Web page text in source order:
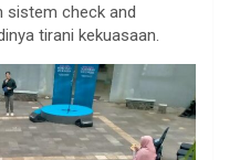
sistem check and
tirani kekuasaan.